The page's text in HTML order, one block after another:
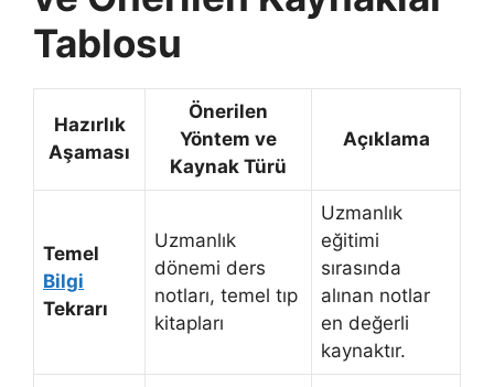
Tablosu
Hazırlık
Aşaması
Önerilen
Yöntem ve
Kaynak Türü
Açıklama
Temel
Bilgi
Tekrarı
Uzmanlık
dönemi ders
notları, temel tıp
kitapları
Uzmanlık
eğitimi
sırasında
alınan notlar
en değerli
kaynaktır.